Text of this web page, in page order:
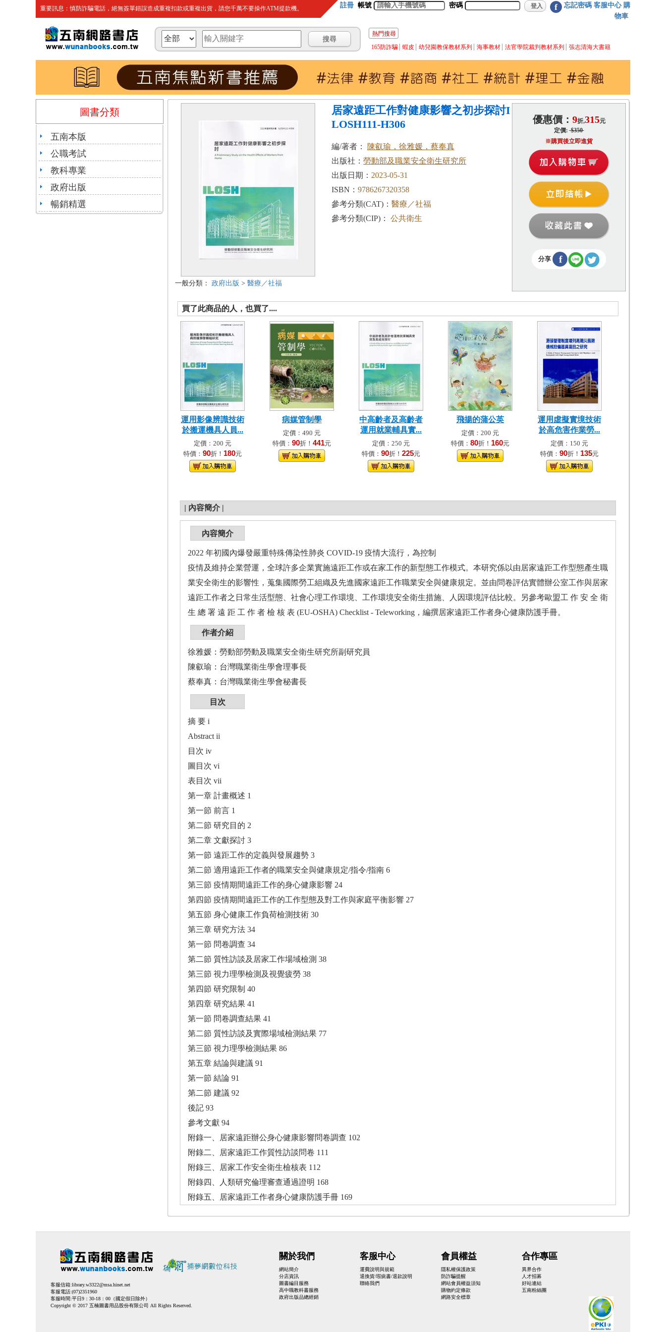
重要訊息：慎防詐騙電話，絕無簽單錯誤造成重複扣款或重複出貨，請您千萬不要操作ATM提款機。 註冊 帳號 密碼 f 忘記密碼 客服中心 購
物車
熱門搜尋
165防詐騙
蝦皮 幼兒園教保教材系列 海事教材 法官學院裁判教材系列 張志清海大書籍
圖書分類
五南本版
公職考試
教科專業
政府出版
暢銷精選
一般分類： 政府出版 > 醫療／社福
居家遠距工作對健康影響之初步探討I
LOSH111-H306
編/著者：
陳叡瑜，徐雅媛，蔡奉真
出版社： 勞動部及職業安全衛生研究所
出版日期： 2023-05-31
ISBN： 9786267320358
參考分類(CAT)： 醫療／社福
參考分類(CIP)：
公共衛生
優惠價： 9折,315元
定價:$350
※購買後立即進貨
分享 f
買了此商品的人，也買了....
運用影像辨識技術
於搬運機具人員...
定價：200 元
特價： 90折！ 180元
病媒管制學
定價：490 元
特價： 90折！ 441元
中高齡者及高齡者
運用就業輔具實...
定價：250 元
特價： 90折！ 225元
飛揚的蒲公英
定價：200 元
特價： 80折！ 160元
運用虛擬實境技術
於高危害作業勞...
定價：150 元
特價： 90折！ 135元
| 內容簡介 |
內容簡介
2022 年初國內爆發嚴重特殊傳染性肺炎 COVID-19 疫情大流行，為控制
疫情及維持企業營運，全球許多企業實施遠距工作或在家工作的新型態工作模式。本研究係以由居家遠距工作型態產生職
業安全衛生的影響性，蒐集國際勞工組織及先進國家遠距工作職業安全與健康規定。並由問卷評估實體辦公室工作與居家
遠距工作者之日常生活型態、社會心理工作環境、工作環境安全衛生措施、人因環境評估比較。另參考歐盟工 作 安 全 衛
生 總 署 遠 距 工 作 者 檢 核 表 (EU-OSHA) Checklist - Teleworking，編撰居家遠距工作者身心健康防護手冊。
作者介紹
徐雅媛：勞動部勞動及職業安全衛生研究所副研究員
陳叡瑜：台灣職業衛生學會理事長
蔡奉真：台灣職業衛生學會秘書長
目次
摘 要 i
Abstract ii
目次 iv
圖目次 vi
表目次 vii
第一章 計畫概述 1
第一節 前言 1
第二節 研究目的 2
第二章 文獻探討 3
第一節 遠距工作的定義與發展趨勢 3
第二節 適用遠距工作者的職業安全與健康規定/指令/指南 6
第三節 疫情期間遠距工作的身心健康影響 24
第四節 疫情期間遠距工作的工作型態及對工作與家庭平衡影響 27
第五節 身心健康工作負荷檢測技術 30
第三章 研究方法 34
第一節 問卷調查 34
第二節 質性訪談及居家工作場域檢測 38
第三節 視力理學檢測及視覺疲勞 38
第四節 研究限制 40
第四章 研究結果 41
第一節 問卷調查結果 41
第二節 質性訪談及實際場域檢測結果 77
第三節 視力理學檢測結果 86
第五章 結論與建議 91
第一節 結論 91
第二節 建議 92
後記 93
參考文獻 94
附錄一、居家遠距辦公身心健康影響問卷調查 102
附錄二、居家遠距工作質性訪談問卷 111
附錄三、居家工作安全衛生檢核表 112
附錄四、人類研究倫理審查通過證明 168
附錄五、居家遠距工作者身心健康防護手冊 169
客服信箱:library.w3322@msa.hinet.net
客服電話:(07)2351960
客服時間:平日9：30-18：00（國定假日除外）
Copyright © 2017 五楠圖書用品股份有限公司 All Rights Reserved.
關於我們
網站簡介
分店資訊
圖書編目服務
高中職教科書服務
政府出版品總經銷
客服中心
運費說明與規範
退換貨/瑕疵書/退款說明
聯絡我們
會員權益
隱私權保護政策
防詐騙提醒
網站會員權益須知
購物約定條款
網路安全標章
合作專區
異界合作
人才招募
好站連結
五南粉絲團